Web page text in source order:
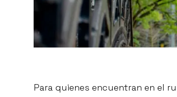
Para quienes encuentran en el